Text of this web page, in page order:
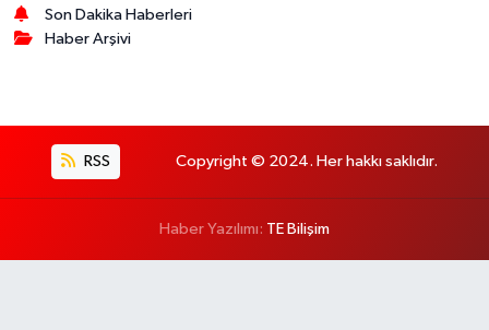
Son Dakika Haberleri
Haber Arşivi
RSS Copyright © 2024. Her hakkı saklıdır.
Haber Yazılımı: TE Bilişim